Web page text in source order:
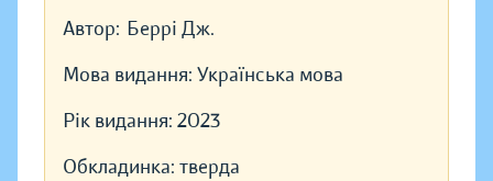
Автор: Беррі Дж.
Мова видання: Українська мова
Рік видання: 2023
Обкладинка: тверда